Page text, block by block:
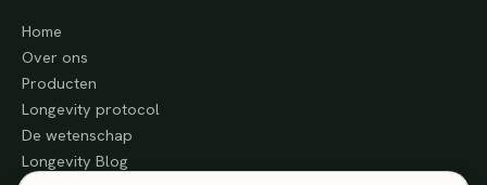
Home
Over ons
Producten
Longevity protocol
De wetenschap
Longevity Blog